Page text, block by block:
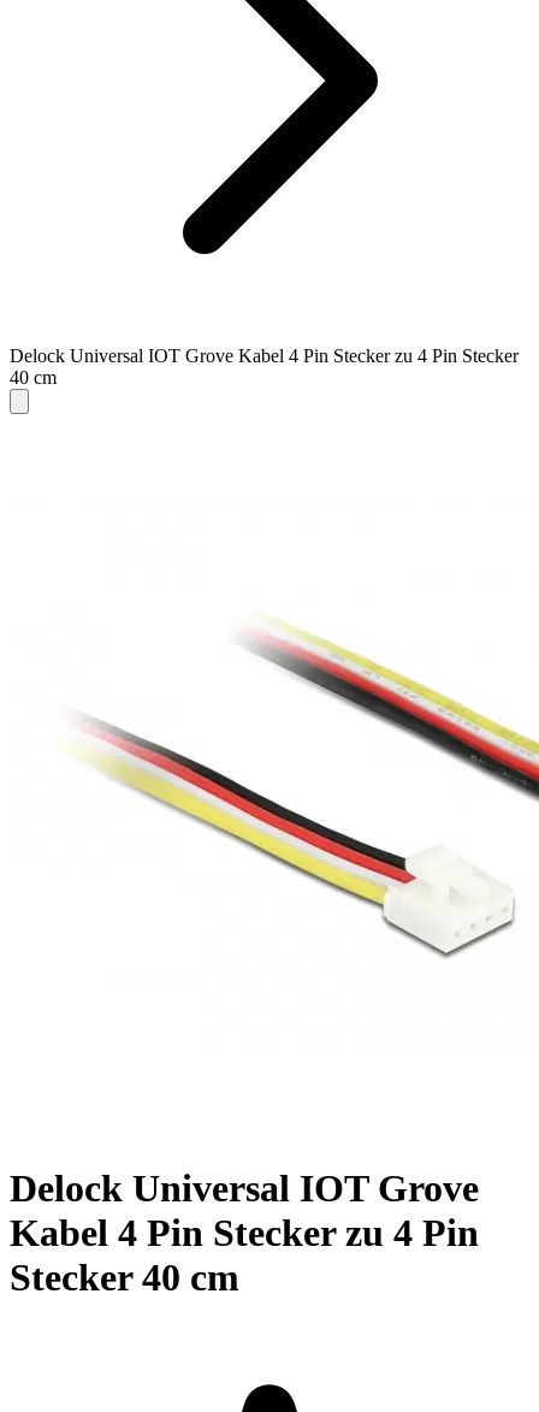
Delock Universal IOT Grove Kabel 4 Pin Stecker zu 4 Pin Stecker
40 cm
Delock Universal IOT Grove
Kabel 4 Pin Stecker zu 4 Pin
Stecker 40 cm